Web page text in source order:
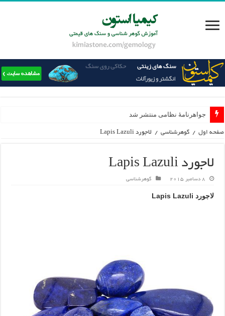
جواهرنامۀ نظامی منتشر شد
صفحه اول / گوهرشناسی / لاجورد Lapis Lazuli
لاجورد Lapis Lazuli
8 دسامبر 2015 گوهرشناسی
لاجورد Lapis Lazuli